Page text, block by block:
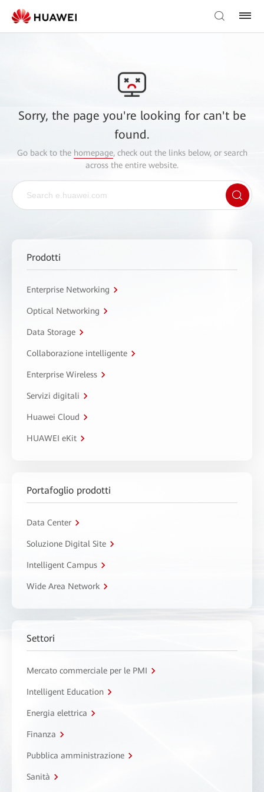
Sorry, the page you're looking for can't be
found.
Go back to the homepage, check out the links below, or search
across the entire website.
Prodotti
Enterprise Networking
Optical Networking
Data Storage
Collaborazione intelligente
Enterprise Wireless
Servizi digitali
Huawei Cloud
HUAWEI eKit
Portafoglio prodotti
Data Center
Soluzione Digital Site
Intelligent Campus
Wide Area Network
Settori
Mercato commerciale per le PMI
Intelligent Education
Energia elettrica
Finanza
Pubblica amministrazione
Sanità